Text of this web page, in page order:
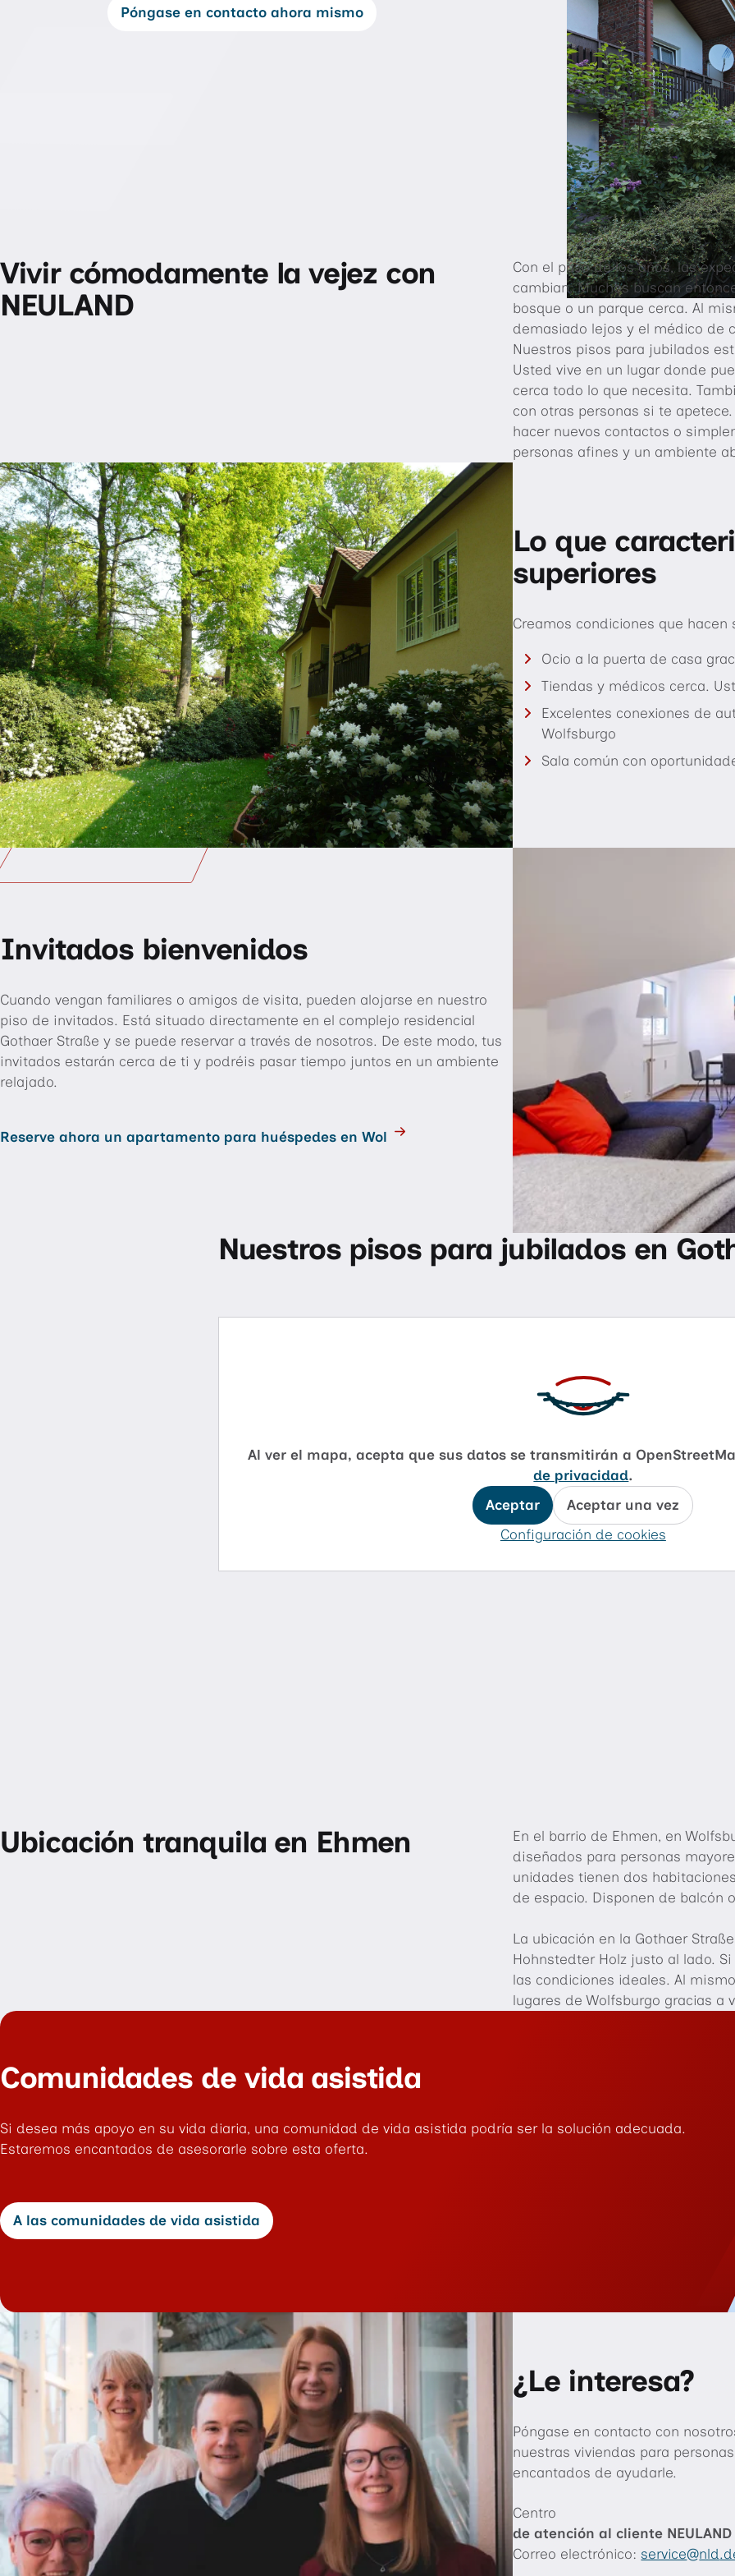
Póngase en contacto ahora mismo
Vivir cómodamente la vejez con
NEULAND
Con el paso de los años, las
cambian. Muchos buscan
bosque o un parque cerca. Al
demasiado lejos y el médico de
Nuestros pisos para jubilados
Usted vive en un lugar donde
cerca todo lo que necesita.
con otras personas si te
hacer nuevos contactos o
personas afines y un ambiente
Lo que
superiores
Creamos condiciones que
Ocio a la puerta de casa
Tiendas y médicos cerca.
Excelentes conexiones de
Wolfsburgo
Sala común con
Invitados bienvenidos
Cuando vengan familiares o amigos de visita, pueden alojarse en nuestro
piso de invitados. Está situado directamente en el complejo residencial
Gothaer Straße y se puede reservar a través de nosotros. De este modo, tus
invitados estarán cerca de ti y podréis pasar tiempo juntos en un ambiente
relajado.
Reserve ahora un apartamento para huéspedes en Wol
Nuestros pisos para jubilados en
Al ver el mapa, acepta que sus datos se transmitirán a
de privacidad.
Aceptar
Aceptar una vez
Configuración de cookies
Ubicación tranquila en Ehmen
En el barrio de Ehmen, en
diseñados para personas
unidades tienen dos
de espacio. Disponen de balcón
La ubicación en la Gothaer
Hohnstedter Holz justo al lado.
las condiciones ideales. Al
lugares de Wolfsburgo gracias a
Comunidades de vida asistida
Si desea más apoyo en su vida diaria, una comunidad de vida asistida podría ser la solución adecuada.
Estaremos encantados de asesorarle sobre esta oferta.
A las comunidades de vida asistida
¿Le interesa?
Póngase en contacto con
nuestras viviendas para
encantados de ayudarle.
Centro
de atención al cliente NEULAND
Correo electrónico: service
nld